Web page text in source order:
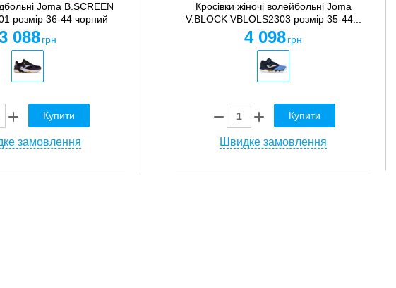
Joma B.SCREEN
розмір 36-44 чорний
088 грн
Купити
замовлення
Кросівки жіночі волейбольні Joma
V.BLOCK VBLOLS2303 розмір 35-44...
4 098 грн
Купити
Швидке замовлення